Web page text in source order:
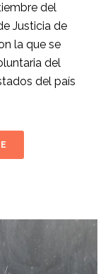
del
Justicia de
la que se
del
del país